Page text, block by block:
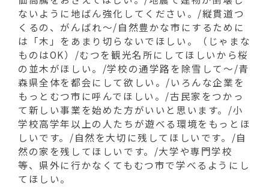
ないように地ばん強化してください。/縦貫道つ
くるの、がんばれ～/自然豊かな市にするために
は「木」をあまり切らないでほしい。（じゃまな
ものはOK）/むつを観光名所にしてほしいから桜
の並木がほしい。/学校の通学路を除雪して～/青
森県全体を都会にして欲しい。/いろんな企業を
もっとむつ市に呼んでほしい。/古民家をつかっ
て新しい事業を始めた方がいいと思います。/小
学校高学年以上の人たちが遊べる環境をもっとほ
しいです。/自然を大切に残してほしいです。/自
然の家を残してほしいです。/大学や専門学校
等、県外に行かなくてもむつ市で学べるようにし
てほしい。